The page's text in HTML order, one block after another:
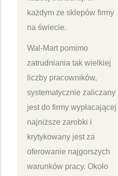
każdym ze sklepów firmy
na świecie.
Wal-Mart pomimo
zatrudniania tak wielkiej
liczby pracowników,
systematycznie zaliczany
jest do firmy wypłacającej
najniższe zarobki i
krytykowany jest za
oferowanie najgorszych
warunków pracy. Około